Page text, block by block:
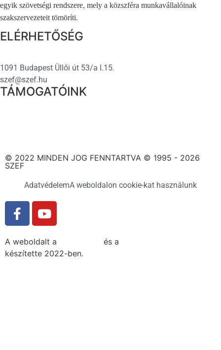
egyik szövetségi rendszere, mely a közszféra munkavállalóinak
szakszervezeteit tömöríti.
ELÉRHETŐSÉG
1091 Budapest Üllői út 53/a I.15.
szef@szef.hu
TÁMOGATÓINK
© 2022 MINDEN JOG FENNTARTVA © 1995 - 2026
SZEF
AdatvédelemA weboldalon cookie-kat használunk
A weboldalt a és a
készítette 2022-ben.